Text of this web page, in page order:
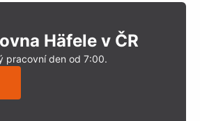
Häfele v ČR
pracovní den od 7:00.